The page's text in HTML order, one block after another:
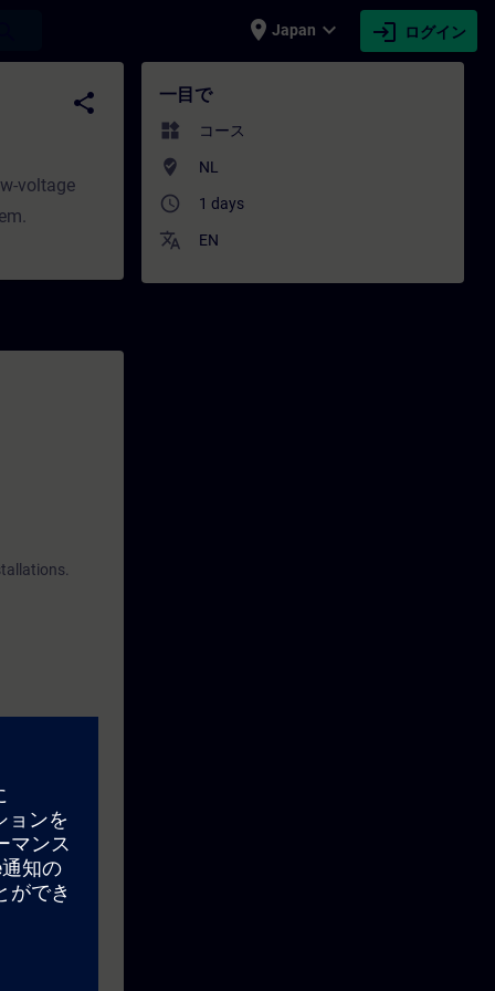
place Japan expand_more login ログイン
グ - トレーニング - 専門家開発 |
share
voltage
carried out.
一目で
widgets コース
where_to_vote NL
access_time 1 days
translate EN